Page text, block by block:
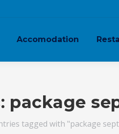
Accomodation
package
tagged with "package